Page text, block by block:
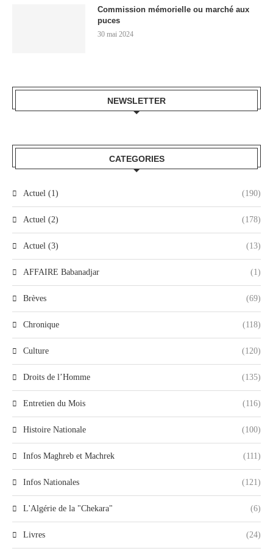
Commission mémorielle ou marché aux
puces
30 mai 2024
NEWSLETTER
CATEGORIES
Actuel (1) (190)
Actuel (2) (178)
Actuel (3) (13)
AFFAIRE Babanadjar (1)
Brèves (69)
Chronique (118)
Culture (120)
Droits de l’Homme (135)
Entretien du Mois (116)
Histoire Nationale (100)
Infos Maghreb et Machrek (111)
Infos Nationales (121)
L'Algérie de la "Chekara" (6)
Livres (24)